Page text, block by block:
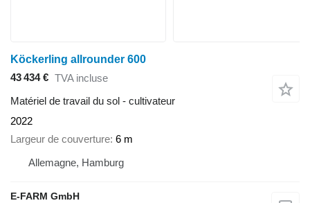
Köckerling allrounder 600
43 434 € TVA incluse
Matériel de travail du sol - cultivateur
2022
Largeur de couverture 6 m
Allemagne, Hamburg
E-FARM GmbH